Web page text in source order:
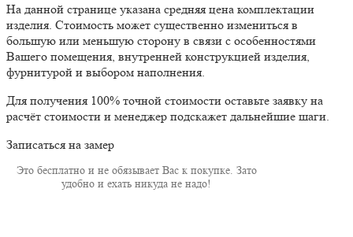
На данной странице указана средняя цена комплектации
изделия. Стоимость может существенно измениться в
большую или меньшую сторону в связи с особенностями
Вашего помещения, внутренней конструкцией изделия,
фурнитурой и выбором наполнения.
Для получения 100% точной стоимости оставьте заявку на
расчёт стоимости и менеджер подскажет дальнейшие шаги.
Записаться на замер
Это бесплатно и не обязывает Вас к покупке. Зато
удобно и ехать никуда не надо!